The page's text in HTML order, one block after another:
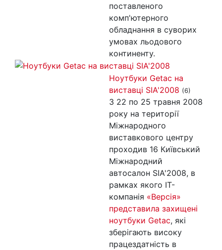
поставленого
комп'ютерного
обладнання в суворих
умовах льодового
континенту.
Ноутбуки Getac на
виставці SIA'2008 (6)
З 22 по 25 травня 2008
року на території
Міжнародного
виставкового центру
проходив 16 Київський
Міжнародний
автосалон SIA'2008, в
рамках якого ІТ-
компанія «Версія»
представила захищені
ноутбуки Getac, які
зберігають високу
працездатність в